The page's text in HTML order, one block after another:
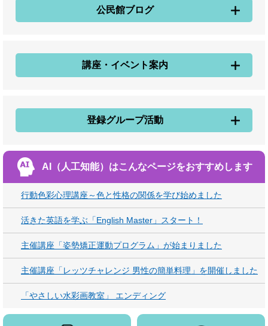
公民館ブログ
講座・イベント案内
登録グループ活動
AI（人工知能）はこんなページをおすすめします
行動色彩心理講座～色と性格の関係を学び始めました
活きた英語を学ぶ「English Master」スタート！
主催講座「姿勢矯正運動プログラム」が始まりました
主催講座「レッツチャレンジ 男性の簡単料理」を開催しました
「やさしい水彩画教室」 エンディング